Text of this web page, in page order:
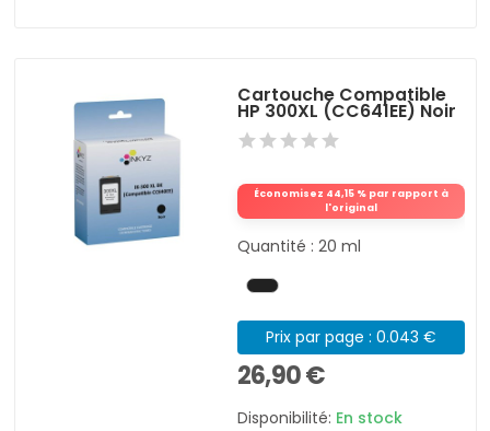
Cartouche Compatible
HP 300XL (CC641EE) Noir
Économisez 44,15 % par rapport à
l'original
Quantité : 20 ml
Prix par page : 0.043 €
26,90 €
Disponibilité: En stock